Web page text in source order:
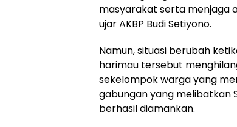
masyarakat serta menjaga
ujar AKBP Budi Setiyono.
Namun, situasi berubah
harimau tersebut
sekelompok warga yang
gabungan yang melibatkan
berhasil diamankan.